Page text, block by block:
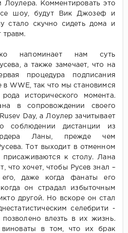
Комментировать это
шоу, будут Вик Джозеф и
стало скучно сидеть дома и
травм.
напоминает нам суть
а также замечает, что на
процедура подписания
в WWE, так что мы становимся
исторического момента.
в сопровождении своего
Day, а Лоулер зачитывает
соблюдении дистанции из
ордера Ланы, прежде чем
Тот выходит в отменном
присаживаются к столу. Лана
что хочет, чтобы Русев знал –
даже когда фанаты его
он страдал избыточным
другой. Но вскоре он стал
селебрити -
влезть в их жизнь.
в том, что их брак